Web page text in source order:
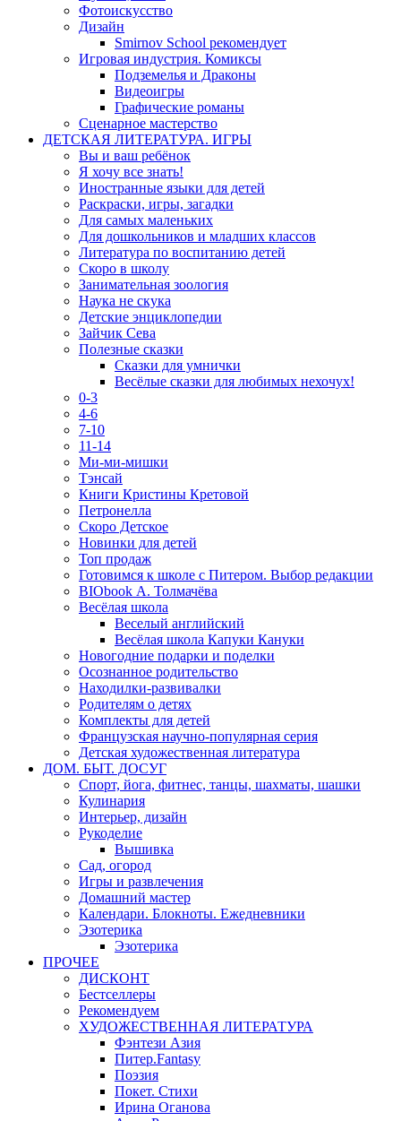
Фотоискусство
Дизайн
Smirnov School рекомендует
Игровая индустрия. Комиксы
Подземелья и Драконы
Видеоигры
Графические романы
Сценарное мастерство
ДЕТСКАЯ ЛИТЕРАТУРА. ИГРЫ
Вы и ваш ребёнок
Я хочу все знать!
Иностранные языки для детей
Раскраски, игры, загадки
Для самых маленьких
Для дошкольников и младших классов
Литература по воспитанию детей
Скоро в школу
Занимательная зоология
Наука не скука
Детские энциклопедии
Зайчик Сева
Полезные сказки
Сказки для умнички
Весёлые сказки для любимых нехочух!
0-3
4-6
7-10
11-14
Ми-ми-мишки
Тэнсай
Книги Кристины Кретовой
Петронелла
Скоро Детское
Новинки для детей
Топ продаж
Готовимся к школе с Питером. Выбор редакции
BIObook А. Толмачёва
Весёлая школа
Веселый английский
Весёлая школа Капуки Кануки
Новогодние подарки и поделки
Осознанное родительство
Находилки-развивалки
Родителям о детях
Комплекты для детей
Французская научно-популярная серия
Детская художественная литература
ДОМ. БЫТ. ДОСУГ
Спорт, йога, фитнес, танцы, шахматы, шашки
Кулинария
Интерьер, дизайн
Рукоделие
Вышивка
Сад, огород
Игры и развлечения
Домашний мастер
Календари. Блокноты. Ежедневники
Эзотерика
Эзотерика
ПРОЧЕЕ
ДИСКОНТ
Бестселлеры
Рекомендуем
ХУДОЖЕСТВЕННАЯ ЛИТЕРАТУРА
Фэнтези Азия
Питер.Fantasy
Поэзия
Покет. Стихи
Ирина Оганова